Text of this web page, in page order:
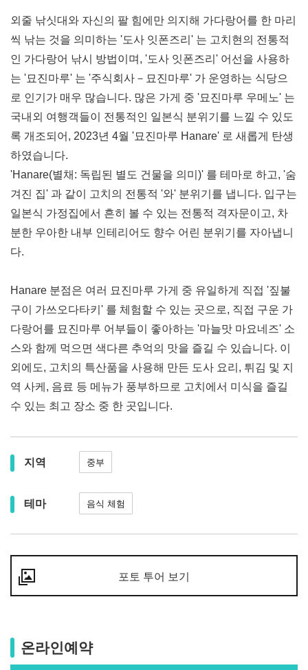
외줄 낚싯대와 자신의 팔 힘에만 의지해 가다랑어를 한 마리
씩 낚는 것을 의미하는 '도사 잇폰즈리' 는 고치현의 전통적
인 가다랑어 낚시 방법이며, '도사 잇폰즈리' 어선을 사용하
는 '묘진마루' 는 '주식회사－묘진마루' 가 운영하는 식당으
로 인기가 매우 많습니다. 많은 가게 중 '묘진마루 우메노' 는
국내외 여행객들이 전통적인 일본식 분위기를 느낄 수 있도
록 개조되어, 2023년 4월 '묘진마루 Hanare' 로 새롭게 탄생
하였습니다.
'Hanare(별채: 독립된 별도 건물을 의미)' 를 테마로 하고, '숨
겨진 집' 과 같이 고치의 전통적 '와' 분위기를 냅니다. 입구는
일본식 가정집에서 흔히 볼 수 있는 전통적 격자문이고, 차
분한 우아한 내부 인테리어도 향수 어린 분위기를 자아냅니
다.
Hanare 분점은 여러 묘진마루 가게 중 유일하게 직접 '짚불
구이 가쓰오다타키' 를 체험할 수 있는 곳으로, 직접 구운 가
다랑어를 묘진마루 어부들이 좋아하는 '마늘맛 마요네즈' 소
스와 함께 먹으면 색다른 추억의 맛을 즐길 수 있습니다. 이
외에도, 고치의 특산품을 사용해 만든 도사 요리, 튀김 및 지
역 사케, 음료 등 메뉴가 풍부하므로 고치에서 미식을 즐길
수 있는 최고 장소 중 한 곳입니다.
지역 중부
테마 음식 체험
포토 투어 보기
온라인예약